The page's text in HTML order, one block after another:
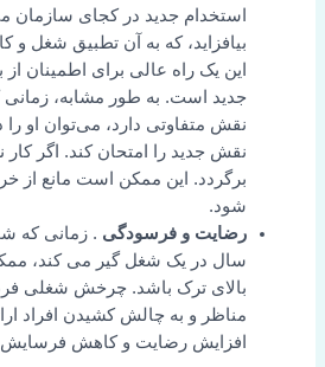
استخدام جدید در کجای سازمان
بیافزاید، که به آن تطبیق شغل و
این یک راه عالی برای اطمینان
جدید است. به طور مشابه،
نقش متفاوتی دارد، می‌توان او
نقش جدید را امتحان کند. اگر کار
برگردد. این ممکن است مانع از
شود.
رضایت و فرسودگی
سال در یک شغل گیر می کند،
بالای ترک باشد. چرخش شغلی
مناظر و به چالش کشیدن افراد
افزایش رضایت و کاهش